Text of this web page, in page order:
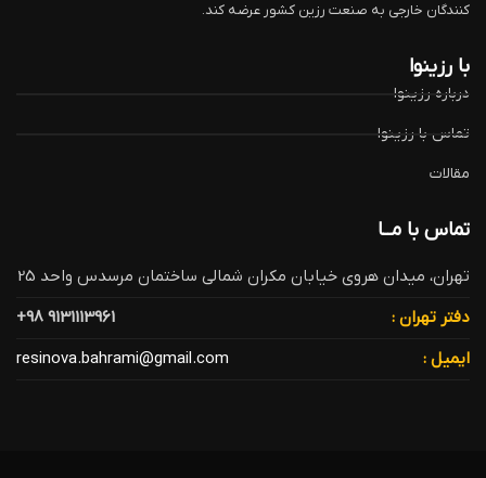
کنندگان خارجی به صنعت رزین کشور عرضه کند.
با رزینوا
درباره رزینوا
تماس با رزینوا
مقالات
تماس با مــا
تهران، میدان هروی خیابان مکران شمالی ساختمان مرسدس واحد 25
دفتر تهران :
9131113961 98+
ایمیل :
resinova.bahrami@gmail.com